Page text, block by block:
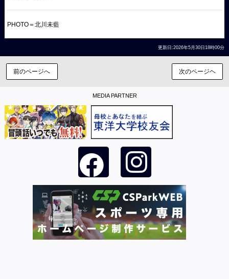
PHOTO＝北川未藍
更新日:2026年5月30日18時00分
前のページへ 次のページヘ
MEDIA PARTNER